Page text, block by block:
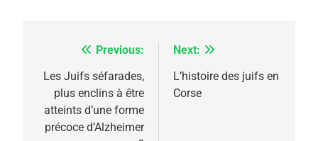
Navigation
de
l’article
Previous:
Les Juifs séfarades,
plus enclins à être
atteints d’une forme
précoce d’Alzheimer
Next:
L’histoire des juifs en
Corse
2025, l’année la plus
meurtrière selon le